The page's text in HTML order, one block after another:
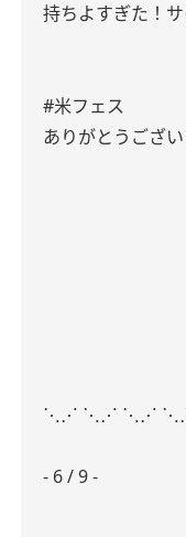
持ちよすぎた！サ
#米フェス
ありがとうござ
⋱⋰ ⋱⋰ ⋱⋰
- 6 / 9 -